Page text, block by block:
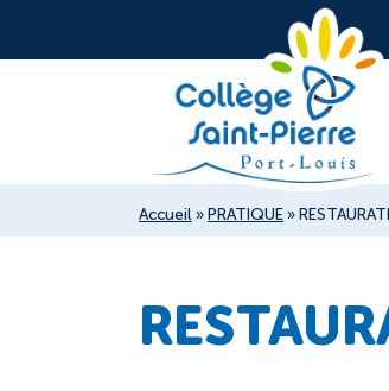
Accueil » PRATIQUE »